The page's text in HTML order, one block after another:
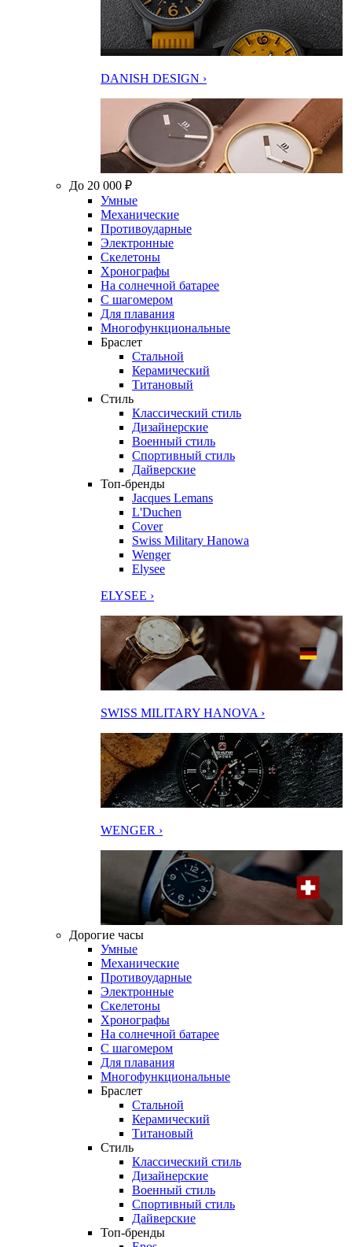
DANISH DESIGN ›
До 20 000 ₽
Умные
Механические
Противоударные
Электронные
Скелетоны
Хронографы
На солнечной батарее
С шагомером
Для плавания
Многофункциональные
Браслет
Стальной
Керамический
Титановый
Стиль
Классический стиль
Дизайнерские
Военный стиль
Спортивный стиль
Дайверские
Топ-бренды
Jacques Lemans
L'Duchen
Cover
Swiss Military Hanowa
Wenger
Elysee
ELYSEE ›
SWISS MILITARY HANOVA ›
WENGER ›
Дорогие часы
Умные
Механические
Противоударные
Электронные
Скелетоны
Хронографы
На солнечной батарее
С шагомером
Для плавания
Многофункциональные
Браслет
Стальной
Керамический
Титановый
Стиль
Классический стиль
Дизайнерские
Военный стиль
Спортивный стиль
Дайверские
Топ-бренды